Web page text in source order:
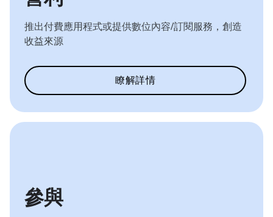
推出付費應用程式或提供數位內容/訂閱服務，創造
收益來源
瞭解詳情
參與